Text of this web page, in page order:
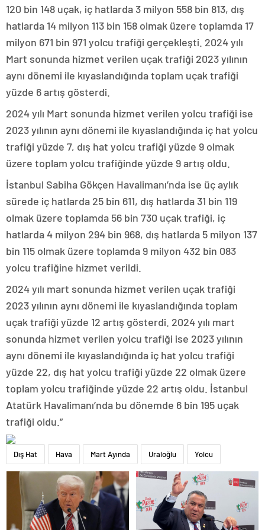
120 bin 148 uçak, iç hatlarda 3 milyon 558 bin 813, dış
hatlarda 14 milyon 113 bin 158 olmak üzere toplamda 17
milyon 671 bin 971 yolcu trafiği gerçekleşti. 2024 yılı
Mart sonunda hizmet verilen uçak trafiği 2023 yılının
aynı dönemi ile kıyaslandığında toplam uçak trafiği
yüzde 6 artış gösterdi.
2024 yılı Mart sonunda hizmet verilen yolcu trafiği ise
2023 yılının aynı dönemi ile kıyaslandığında iç hat yolcu
trafiği yüzde 7, dış hat yolcu trafiği yüzde 9 olmak
üzere toplam yolcu trafiğinde yüzde 9 artış oldu.
İstanbul Sabiha Gökçen Havalimanı’nda ise üç aylık
sürede iç hatlarda 25 bin 611, dış hatlarda 31 bin 119
olmak üzere toplamda 56 bin 730 uçak trafiği, iç
hatlarda 4 milyon 294 bin 968, dış hatlarda 5 milyon 137
bin 115 olmak üzere toplamda 9 milyon 432 bin 083
yolcu trafiğine hizmet verildi.
2024 yılı mart sonunda hizmet verilen uçak trafiği
2023 yılının aynı dönemi ile kıyaslandığında toplam
uçak trafiği yüzde 12 artış gösterdi. 2024 yılı mart
sonunda hizmet verilen yolcu trafiği ise 2023 yılının
aynı dönemi ile kıyaslandığında iç hat yolcu trafiği
yüzde 22, dış hat yolcu trafiği yüzde 22 olmak üzere
toplam yolcu trafiğinde yüzde 22 artış oldu. İstanbul
Atatürk Havalimanı’nda bu dönemde 6 bin 195 uçak
trafiği oldu.”
Dış Hat Hava Mart Ayında Uraloğlu Yolcu